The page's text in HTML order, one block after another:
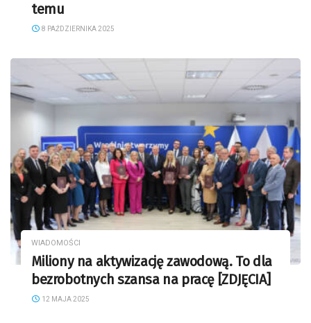
temu
8 PAŹDZIERNIKA 2025
WIADOMOŚCI
Miliony na aktywizację zawodową. To dla
bezrobotnych szansa na pracę [ZDJĘCIA]
12 MAJA 2025